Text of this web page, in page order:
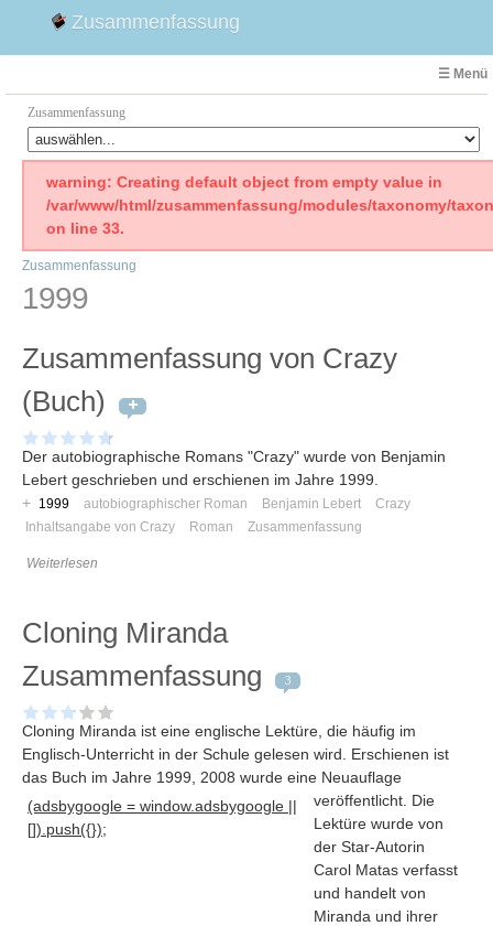
Zusammenfassung
☰ Menü
Zusammenfassung
Faust
Willhelm Tell
Emilia Galotti
1. Weltkrieg Zusammenfassung
Weimarer Republik
Die Räuber
Maria Stuart
Woyzeck
warning: Creating default object from empty value in
/var/www/html/zusammenfassung/modules/taxonomy/
on line 33.
Zusammenfassung
1999
Zusammenfassung von Crazy
(Buch)
Der autobiographische Romans "Crazy" wurde von Benjamin
Lebert geschrieben und erschienen im Jahre 1999.
+ 1999 autobiographischer Roman Benjamin Lebert
Crazy
Inhaltsangabe von Crazy
Roman Zusammenfassung
Weiterlesen
Cloning Miranda
Zusammenfassung
3
Cloning Miranda ist eine englische Lektüre, die häufig im
Englisch-Unterricht in der Schule gelesen wird. Erschienen ist
das Buch im Jahre 1999, 2008 wurde eine Neuauflage
veröffentlicht
(adsbygoogle = window.adsbygoogle ||
[]).push({});
. Die
Lektüre wurde von
der Star-Autorin
Carol Matas verfasst
und handelt von
Miranda und ihrer